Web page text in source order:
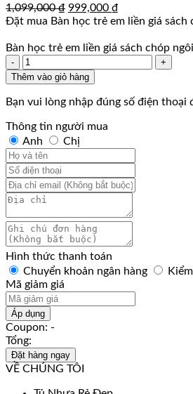
1,099,000₫ Giá
gốc
1,099,000 ₫.
999,000 ₫
hiện
là:
999,000 ₫.
Đặt mua Bàn học trẻ em liền giá sách
Bàn học trẻ em liền giá sách chóp
Số
lượng
Thêm vào giỏ hàng
Bạn vui lòng nhập đúng số điện
Thông tin người mua
Anh
Chị
Hình thức thanh toán
Chuyển khoản ngân hàng
Mã giảm giá
Áp dụng
Coupon: -
Tổng:
Đặt hàng ngay
VỀ CHÚNG TÔI